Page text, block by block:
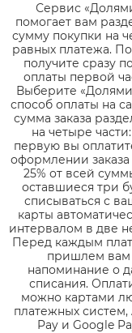
Сервис
помогает вам
сумму покупки на
равных платежа.
получите сразу
оплаты первой
Выберите
способ оплаты на
сумма заказа
на четыре
первую вы
оформлении
25% от всей
оставшиеся три
списываться с
карты
интервалом в две
Перед каждым
пришлем вам
напоминание о
списания.
можно картами
платежных систем,
Pay и Google